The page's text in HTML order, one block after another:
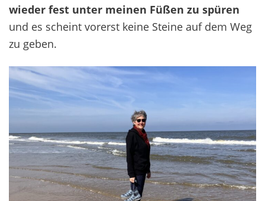
wieder fest unter meinen Füßen zu spüren
und es scheint vorerst keine Steine auf dem Weg
zu geben.